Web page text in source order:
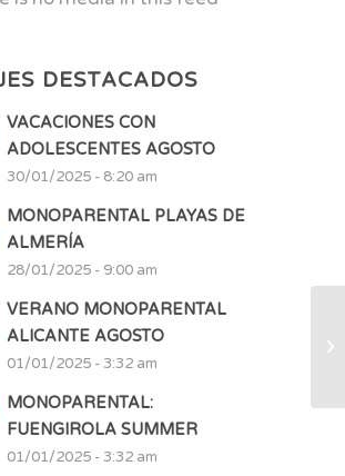
DESTACADOS
VACACIONES CON
ADOLESCENTES AGOSTO
30/01/2025 - 8:20 am
MONOPARENTAL PLAYAS DE
ALMERÍA
28/01/2025 - 9:00 am
VERANO MONOPARENTAL
ALICANTE AGOSTO
01/01/2025 - 3:32 am
MONOPARENTAL:
FUENGIROLA SUMMER
01/01/2025 - 3:32 am